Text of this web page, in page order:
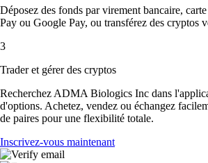
Déposez des fonds par virement bancaire,
Pay ou Google Pay, ou transférez des cryptos
3
Trader et gérer des cryptos
Recherchez ADMA Biologics Inc dans
d'options. Achetez, vendez ou échangez
de paires pour une flexibilité totale.
Inscrivez-vous maintenant